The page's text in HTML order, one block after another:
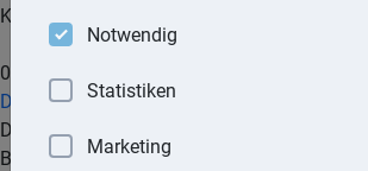
Kryptowerte () vor.
05.08.2026
Die wichtigsten Steuern im internationalen
Das Bundesfinanzministerium (BMF) hat
Broschüre »Die wichtigsten Steuern im
Notwendig
Statistiken
Marketing